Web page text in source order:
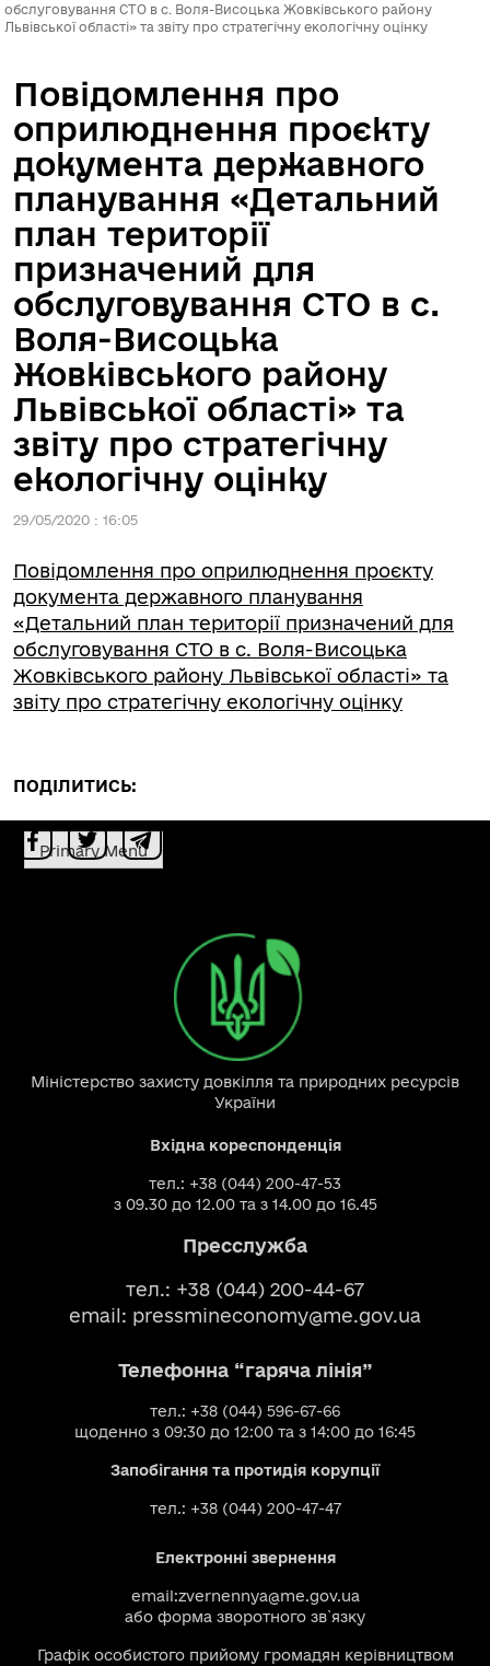
обслуговування СТО в с. Воля-Висоцька Жовківського району
Львівської області» та звіту про стратегічну екологічну оцінку
Повідомлення про
оприлюднення проєкту
документа державного
планування «Детальний
план території
призначений для
обслуговування СТО в с.
Воля-Висоцька
Жовківського району
Львівської області» та
звіту про стратегічну
екологічну оцінку
29/05/2020 : 16:05
Повідомлення про оприлюднення проєкту
документа державного планування
«Детальний план території призначений для
обслуговування СТО в с. Воля-Висоцька
Жовківського району Львівської області» та
звіту про стратегічну екологічну оцінку
ПОДІЛИТИСЬ:
Primary Menu
Міністерство захисту довкілля та природних ресурсів
України
Вхідна кореспонденція
тел.: +38 (044) 200-47-53
з 09.30 до 12.00 та з 14.00 до 16.45
Пресслужба
тел.: +38 (044) 200-44-67
email: pressmineconomy@me.gov.ua
Телефонна “гаряча лінія”
тел.: +38 (044) 596-67-66
щоденно з 09:30 до 12:00 та з 14:00 до 16:45
Запобігання та протидія корупції
тел.: +38 (044) 200-47-47
Електронні звернення
email:zvernennya@me.gov.ua
або форма зворотного зв`язку
Графік особистого прийому громадян керівництвом